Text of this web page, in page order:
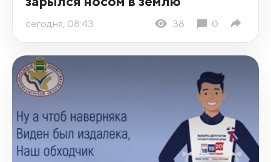
сегодня, 08:43 38 0